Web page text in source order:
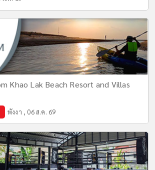
Khao Lak Beach Resort and Villas
พังงา , 06 ส.ค. 69